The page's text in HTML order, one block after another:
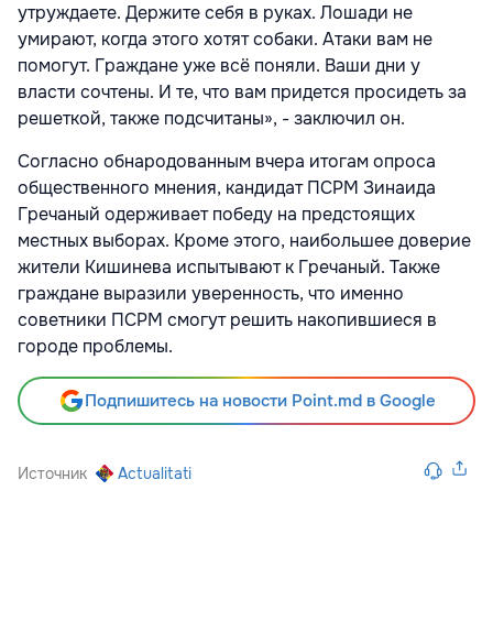
утруждаете. Держите себя в руках. Лошади не
умирают, когда этого хотят собаки. Атаки вам не
помогут. Граждане уже всё поняли. Ваши дни у
власти сочтены. И те, что вам придется просидеть за
решеткой, также подсчитаны», - заключил он.
Согласно обнародованным вчера итогам опроса
общественного мнения, кандидат ПСРМ Зинаида
Гречаный одерживает победу на предстоящих
местных выборах. Кроме этого, наибольшее доверие
жители Кишинева испытывают к Гречаный. Также
граждане выразили уверенность, что именно
советники ПСРМ смогут решить накопившиеся в
городе проблемы.
Подпишитесь на новости Point.md в Google
Источник Actualitati